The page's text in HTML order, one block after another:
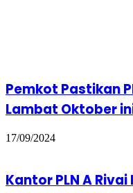
Pemkot Pastikan
Lambat Oktober
17/09/2024
Kantor PLN A